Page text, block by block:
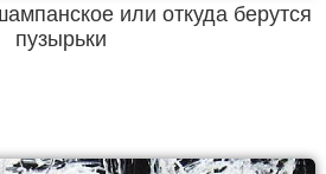
или откуда берутся
пузырьки